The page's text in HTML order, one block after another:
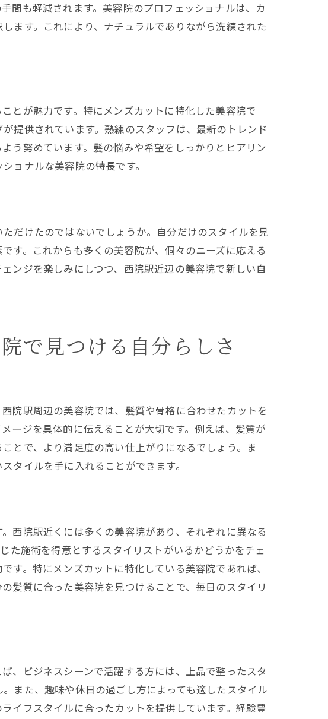
の新しい可能性
ットを手に入れる
その魅力
間も軽減されます。美容院のプロフェッショナルは、カ
ます。これにより、ナチュラルでありながら洗練された
とが魅力です。特にメンズカットに特化した美容院で
提供されています。熟練のスタッフは、最新のトレンド
う努めています。髪の悩みや希望をしっかりとヒアリン
ョナルな美容院の特長です。
だけたのではないでしょうか。自分だけのスタイルを見
す。これからも多くの美容院が、個々のニーズに応える
ンジを楽しみにしつつ、西院駅近辺の美容院で新しい自
で見つける自分らしさ
院駅周辺の美容院では、髪質や骨格に合わせたカットを
ージを具体的に伝えることが大切です。例えば、髪質が
とで、より満足度の高い仕上がりになるでしょう。ま
タイルを手に入れることができます。
西院駅近くには多くの美容院があり、それぞれに異なる
た施術を得意とするスタイリストがいるかどうかをチェ
す。特にメンズカットに特化している美容院であれば、
髪質に合った美容院を見つけることで、毎日のスタイリ
、ビジネスシーンで活躍する方には、上品で整ったスタ
また、趣味や休日の過ごし方によっても適したスタイル
イフスタイルに合ったカットを提供しています。経験豊